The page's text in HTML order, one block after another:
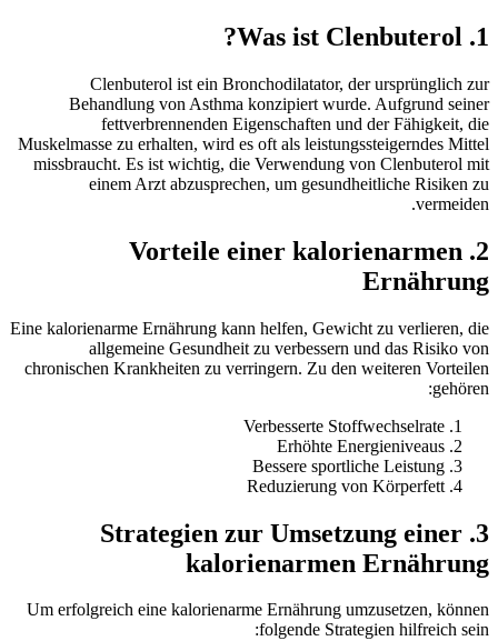
1. Was ist Clenbuterol?
Clenbuterol ist ein Bronchodilatator, der ursprünglich zur
Behandlung von Asthma konzipiert wurde. Aufgrund seiner
fettverbrennenden Eigenschaften und der Fähigkeit, die
Muskelmasse zu erhalten, wird es oft als leistungssteigerndes Mittel
missbraucht. Es ist wichtig, die Verwendung von Clenbuterol mit
einem Arzt abzusprechen, um gesundheitliche Risiken zu
vermeiden.
2. Vorteile einer kalorienarmen
Ernährung
Eine kalorienarme Ernährung kann helfen, Gewicht zu verlieren, die
allgemeine Gesundheit zu verbessern und das Risiko von
chronischen Krankheiten zu verringern. Zu den weiteren Vorteilen
gehören:
Verbesserte Stoffwechselrate
Erhöhte Energieniveaus
Bessere sportliche Leistung
Reduzierung von Körperfett
3. Strategien zur Umsetzung einer
kalorienarmen Ernährung
Um erfolgreich eine kalorienarme Ernährung umzusetzen, können
folgende Strategien hilfreich sein: